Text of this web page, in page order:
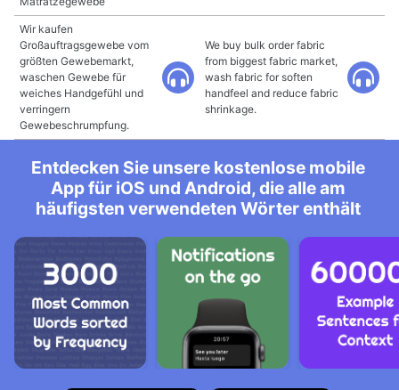
Wir kaufen
Großauftragsgewebe vom
größten Gewebemarkt,
waschen Gewebe für
weiches Handgefühl und
verringern
Gewebeschrumpfung.
We buy bulk order fabric
from biggest fabric market,
wash fabric for soften
handfeel and reduce fabric
shrinkage.
Entdecken Sie unsere kostenlose mobile
App für iOS und Android, die alle am
häufigsten verwendeten Wörter enthält